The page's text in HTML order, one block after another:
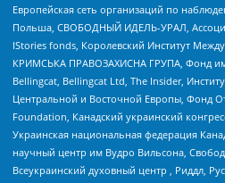
Европейская сеть организаций по
Польша, СВОБОДНЫЙ ИДЕЛЬ-УРАЛ,
IStories fonds, Королевский Институт
КРИМСЬКА ПРАВОЗАХИСНА ГРУПА, Фонд
Bellingcat, Bellingcat Ltd, The Insider,
Центральной и Восточной Европы, Фонд
Foundation, Канадский украинский
Украинская национальная федерация
научный центр им Вудро Вильсона,
Всеукраинский духовный центр , Риддл,